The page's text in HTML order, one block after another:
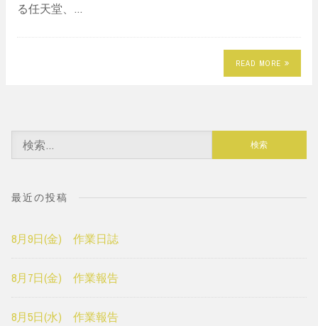
る任天堂、…
READ MORE
索:
最近の投稿
8月9日(金) 作業日誌
8月7日(金) 作業報告
8月5日(水) 作業報告